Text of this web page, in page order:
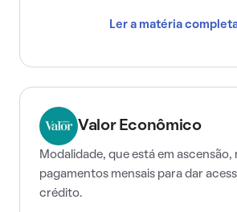
Ler a matéria
Valor Econômico
Modalidade, que está em ascensão,
pagamentos mensais para dar
crédito.